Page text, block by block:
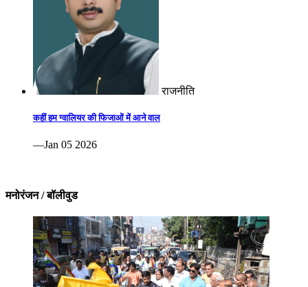
राजनीति
कहीं हम ग्वालियर की फिजाओं में आने वाल
—Jan 05 2026
मनोरंजन / बॉलीवुड